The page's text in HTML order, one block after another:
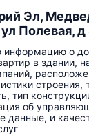
Эл,
Полевая, д
информацию о
в здании,
строения,
тип
об
данные, и